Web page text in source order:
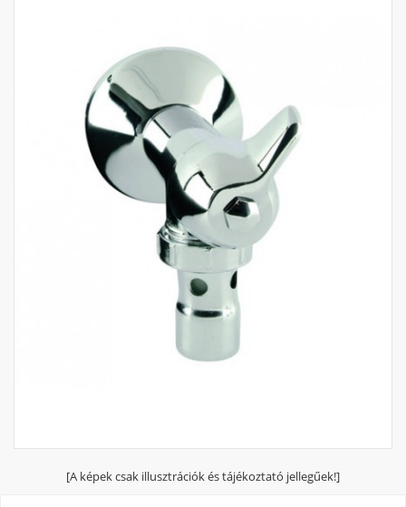
[A képek csak illusztrációk és tájékoztató jellegűek!]